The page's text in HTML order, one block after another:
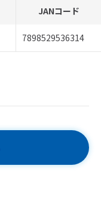
JANコード
7898529536314